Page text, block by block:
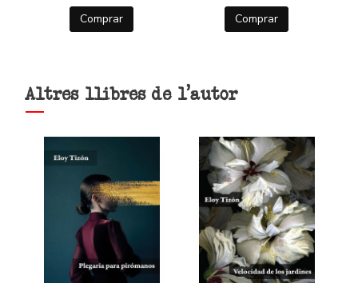
Comprar Comprar
Altres llibres de l'autor